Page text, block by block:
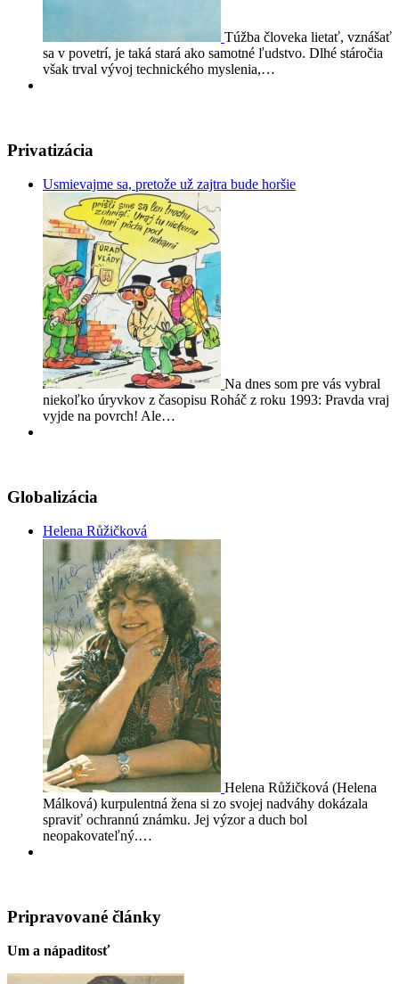
Túžba človeka lietať, vznášať
sa v povetrí, je taká stará ako samotné ľudstvo. Dlhé stáročia
však trval vývoj technického myslenia,…
Privatizácia
Usmievajme sa, pretože už zajtra bude horšie
Na dnes som pre vás vybral
niekoľko úryvkov z časopisu Roháč z roku 1993: Pravda vraj
vyjde na povrch! Ale…
Globalizácia
Helena Růžičková
Helena Růžičková (Helena
Málková) kurpulentná žena si zo svojej nadváhy dokázala
spraviť ochrannú známku. Jej výzor a duch bol
neopakovateľný.…
Pripravované články
Um a nápaditosť